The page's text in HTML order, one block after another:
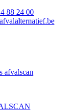
88 24 00
afvalscan